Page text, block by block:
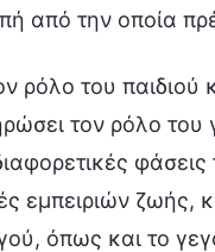
από την οποία
ρόλο του
τον ρόλο
εμπειριών ζωής,
όπως και το